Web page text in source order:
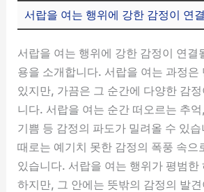
서랍을 여는 행위에 강한 감정이 연
서랍을 여는 행위에 강한 감정이 연결
용을 소개합니다. 서랍을 여는 과정은
있지만, 가끔은 그 순간에 다양한 감
니다. 서랍을 여는 순간 떠오르는 추
기쁨 등 감정의 파도가 밀려올 수 있
때로는 예기치 못한 감정의 폭풍 속으
있습니다. 서랍을 여는 행위가 평범한
하지만, 그 안에는 뜻밖의 감정의 발